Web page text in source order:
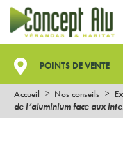
POINTS DE VENTE
Accueil Nos conseils
de l’aluminium face aux